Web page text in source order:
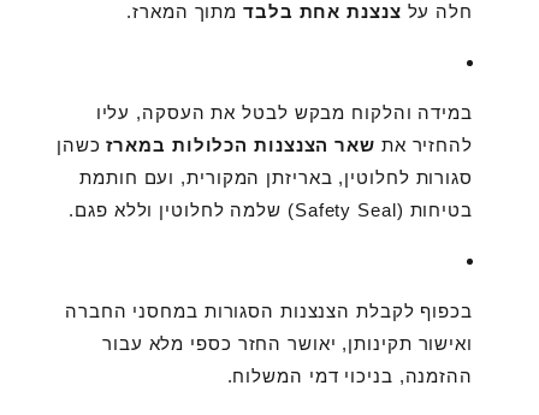
חלה על צנצנת אחת בלבדמתוך המארז.
במידה והלקוח מבקש לבטל את העסקה, עליו
להחזיר את שאר הצנצנות הכלולות במארזכשהן
סגורות לחלוטין, באריזתן המקורית, ועם חותמת
בטיחות (Safety Seal) שלמה לחלוטין וללא פגם.
בכפוף לקבלת הצנצנות הסגורות במחסני החברה
ואישור תקינותן, יאושר החזר כספי מלא עבור
ההזמנה, בניכוי דמי המשלוח.